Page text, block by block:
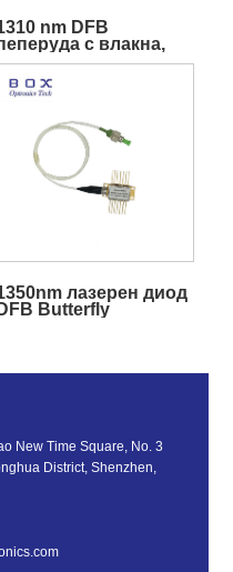
nm DFB
с влакна,
лазерен
диод
лазерен диод
DFB Butterfly
New Time Square, No. 3
District, Shenzhen,